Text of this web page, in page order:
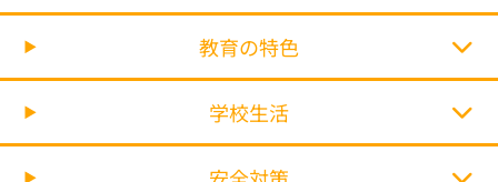
教育の特色
学校生活